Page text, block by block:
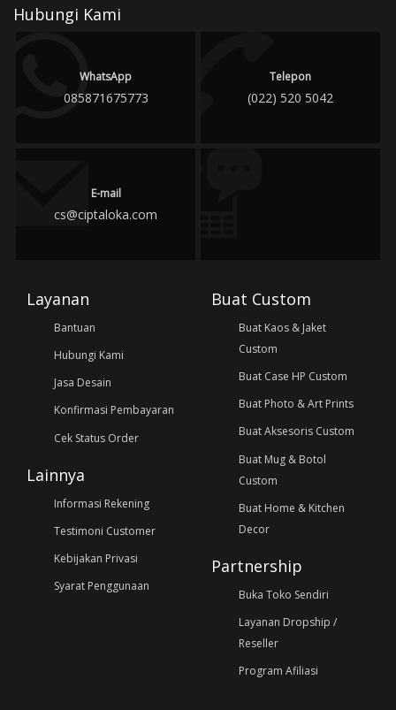
Hubungi Kami
WhatsApp
085871675773
Telepon
(022) 520 5042
E-mail
cs@ciptaloka.com
Layanan
Bantuan
Hubungi Kami
Jasa Desain
Konfirmasi Pembayaran
Cek Status Order
Lainnya
Informasi Rekening
Testimoni Customer
Kebijakan Privasi
Syarat Penggunaan
Buat Custom
Buat Kaos & Jaket
Custom
Buat Case HP Custom
Buat Photo & Art Prints
Buat Aksesoris Custom
Buat Mug & Botol
Custom
Buat Home & Kitchen
Decor
Partnership
Buka Toko Sendiri
Layanan Dropship /
Reseller
Program Afiliasi